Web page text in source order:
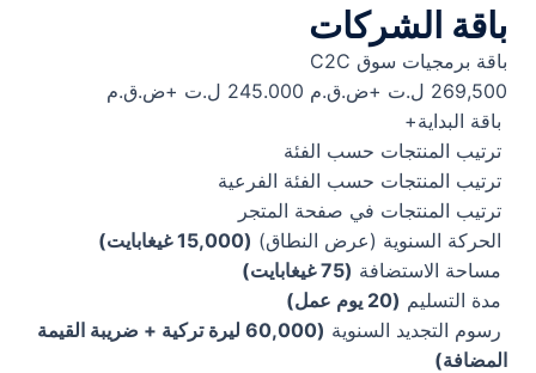
باقة الشركات
باقة برمجيات سوق C2C
269,500 ل.ت +ض.ق.م
245.000 ل.ت +ض.ق.م
باقة البداية+
ترتيب المنتجات حسب الفئة
ترتيب المنتجات حسب الفئة الفرعية
ترتيب المنتجات في صفحة المتجر
الحركة السنوية (عرض النطاق) (15,000 غيغابايت)
مساحة الاستضافة (75 غيغابايت)
مدة التسليم (20 يوم عمل)
رسوم التجديد السنوية
(60,000 ليرة تركية + ضريبة القيمة
المضافة)